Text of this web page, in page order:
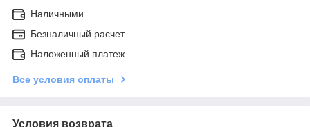
Наличными
Безналичный расчет
Наложенный платеж
Все условия оплаты
Условия возврата